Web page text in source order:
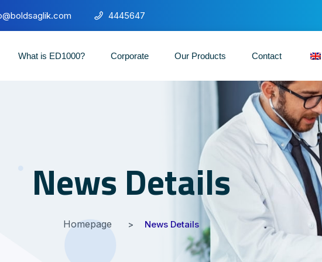
4445647
What is ED1000? Corporate Our Products Contact
News Details
Homepage News Details